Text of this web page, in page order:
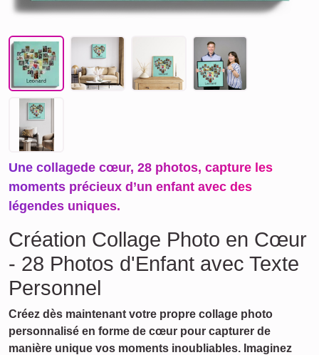
Une collagede cœur, 28 photos, capture les
moments précieux d’un enfant avec des
légendes uniques.
Création Collage Photo en Cœur
- 28 Photos d'Enfant avec Texte
Personnel
Créez dès maintenant votre propre collage photo
personnalisé en forme de cœur pour capturer de
manière unique vos moments inoubliables. Imaginez